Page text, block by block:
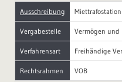
Ausschreibung
Vergabestelle Vermögen und
Verfahrensart Freihändige
Rechtsrahmen VOB